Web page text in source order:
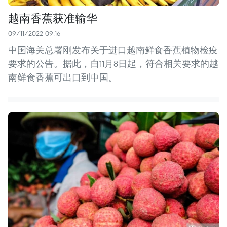
越南香蕉获准输华
09/11/2022 09:16
中国海关总署刚发布关于进口越南鲜食香蕉植物检疫
要求的公告。据此，自11月8日起，符合相关要求的越
南鲜食香蕉可出口到中国。